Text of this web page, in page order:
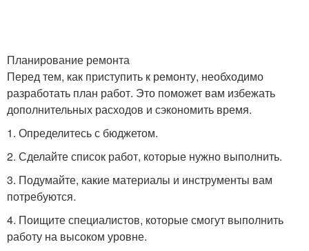
Планирование ремонта
Перед тем, как приступить к ремонту, необходимо
разработать план работ. Это поможет вам избежать
дополнительных расходов и сэкономить время.
1. Определитесь с бюджетом.
2. Сделайте список работ, которые нужно выполнить.
3. Подумайте, какие материалы и инструменты вам
потребуются.
4. Поищите специалистов, которые смогут выполнить
работу на высоком уровне.